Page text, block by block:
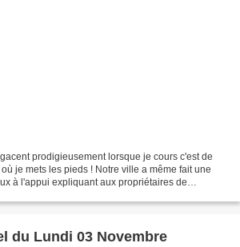
prodigieusement lorsque je cours c'est de
je mets les pieds ! Notre ville a même fait une
à l'appui expliquant aux propriétaires de
du Lundi 03 Novembre